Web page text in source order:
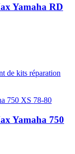
Yamaha RD
de kits réparation
Yamaha 750